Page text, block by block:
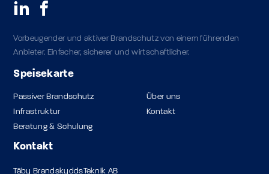
Vorbeugender und aktiver Brandschutz von einem führenden
Anbieter. Einfacher, sicherer und wirtschaftlicher.
Speisekarte
Passiver Brandschutz
Infrastruktur
Beratung & Schulung
Über uns
Kontakt
Kontakt
Täby BrandskyddsTeknik AB